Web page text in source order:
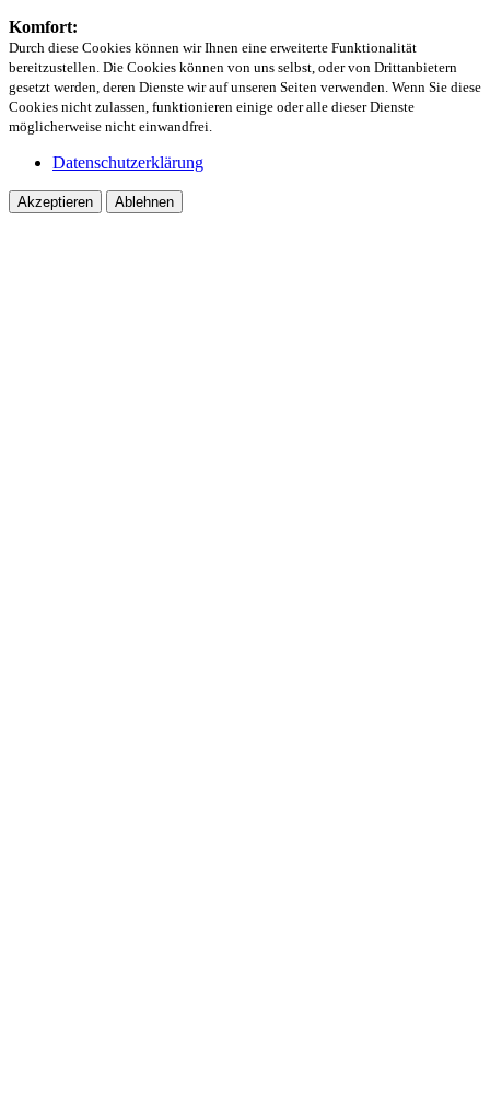
Komfort:
Durch diese Cookies können wir Ihnen eine erweiterte Funktionalität
bereitzustellen. Die Cookies können von uns selbst, oder von Drittanbietern
gesetzt werden, deren Dienste wir auf unseren Seiten verwenden. Wenn Sie diese
Cookies nicht zulassen, funktionieren einige oder alle dieser Dienste
möglicherweise nicht einwandfrei.
Datenschutzerklärung
Akzeptieren Ablehnen